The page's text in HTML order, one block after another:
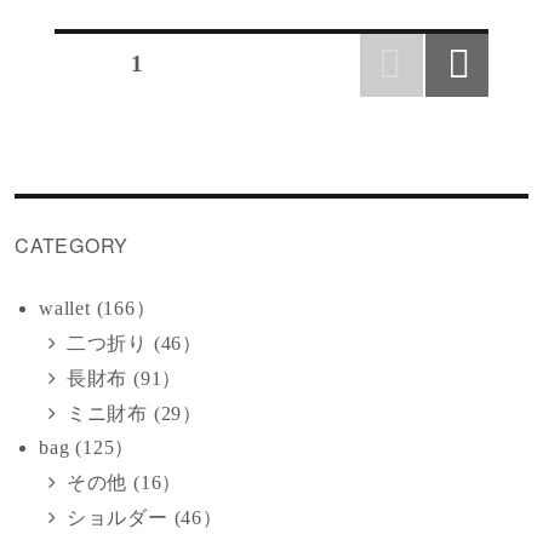
ペ
ジ
送
り
ページ1
CATEGORY
wallet (166）
二つ折り (46）
長財布 (91）
ミニ財布 (29）
bag (125）
その他 (16）
ショルダー (46）